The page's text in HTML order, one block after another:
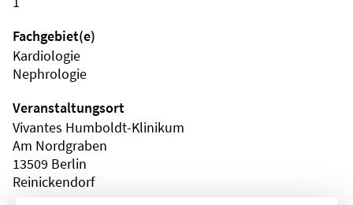
Fachgebiet(e)
Kardiologie
Nephrologie
Veranstaltungsort
Vivantes Humboldt-Klinikum
Am Nordgraben
13509 Berlin
Reinickendorf